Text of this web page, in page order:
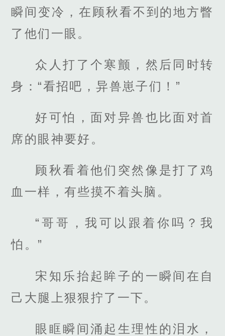
瞬间变冷，在顾秋看不到的地方瞥
了他们一眼。
众人打了个寒颤，然后同时转
身：“看招吧，异兽崽子们！”
好可怕，面对异兽也比面对首
席的眼神要好。
顾秋看着他们突然像是打了鸡
血一样，有些摸不着头脑。
“哥哥，我可以跟着你吗？我
怕。”
宋知乐抬起眸子的一瞬间在自
己大腿上狠狠拧了一下。
眼眶瞬间涌起生理性的泪水，